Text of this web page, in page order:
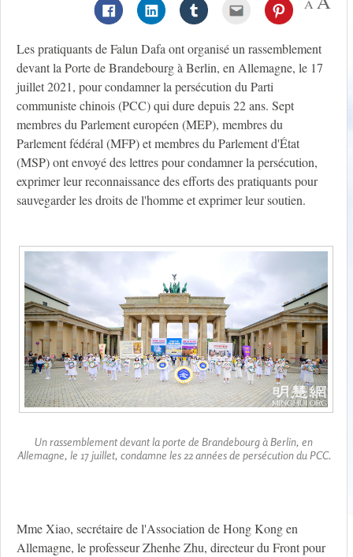
Les pratiquants de Falun Dafa ont organisé un rassemblement
devant la Porte de Brandebourg à Berlin, en Allemagne, le 17
juillet 2021, pour condamner la persécution du Parti
communiste chinois (PCC) qui dure depuis 22 ans. Sept
membres du Parlement européen (MEP), membres du
Parlement fédéral (MFP) et membres du Parlement d'État
(MSP) ont envoyé des lettres pour condamner la persécution,
exprimer leur reconnaissance des efforts des pratiquants pour
sauvegarder les droits de l'homme et exprimer leur soutien.
Un rassemblement devant la porte de Brandebourg à Berlin, en
Allemagne, le 17 juillet, condamne les 22 années de persécution du PCC.
Mme Xiao, secrétaire de l'Association de Hong Kong en
Allemagne, le professeur Zhenhe Zhu, directeur du Front pour